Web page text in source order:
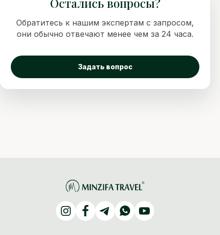
Остались вопросы?
Обратитесь к нашим экспертам с запросом,
они обычно отвечают менее чем за 24 часа.
Задать вопрос